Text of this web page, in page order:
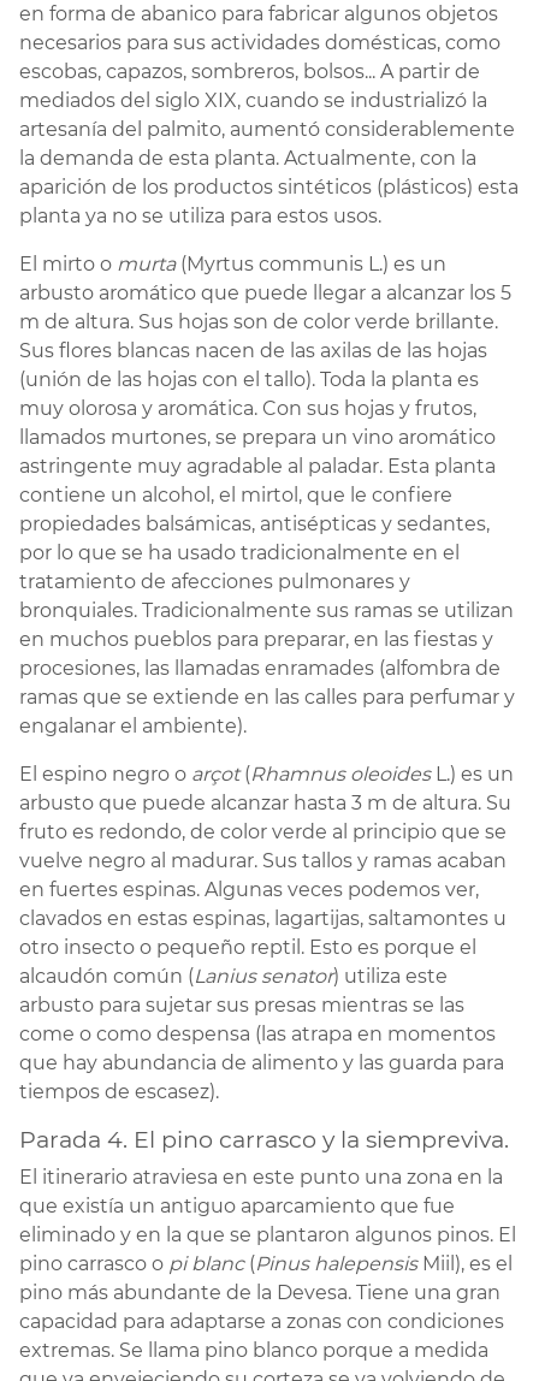
en forma de abanico para fabricar algunos objetos
necesarios para sus actividades domésticas, como
escobas, capazos, sombreros, bolsos... A partir de
mediados del siglo XIX, cuando se industrializó la
artesanía del palmito, aumentó considerablemente
la demanda de esta planta. Actualmente, con la
aparición de los productos sintéticos (plásticos) esta
planta ya no se utiliza para estos usos.
El mirto o murta (Myrtus communis L.) es un
arbusto aromático que puede llegar a alcanzar los 5
m de altura. Sus hojas son de color verde brillante.
Sus flores blancas nacen de las axilas de las hojas
(unión de las hojas con el tallo). Toda la planta es
muy olorosa y aromática. Con sus hojas y frutos,
llamados murtones, se prepara un vino aromático
astringente muy agradable al paladar. Esta planta
contiene un alcohol, el mirtol, que le confiere
propiedades balsámicas, antisépticas y sedantes,
por lo que se ha usado tradicionalmente en el
tratamiento de afecciones pulmonares y
bronquiales. Tradicionalmente sus ramas se utilizan
en muchos pueblos para preparar, en las fiestas y
procesiones, las llamadas enramades (alfombra de
ramas que se extiende en las calles para perfumar y
engalanar el ambiente).
El espino negro o arçot(Rhamnus oleoidesL.) es un
arbusto que puede alcanzar hasta 3 m de altura. Su
fruto es redondo, de color verde al principio que se
vuelve negro al madurar. Sus tallos y ramas acaban
en fuertes espinas. Algunas veces podemos ver,
clavados en estas espinas, lagartijas, saltamontes u
otro insecto o pequeño reptil. Esto es porque el
alcaudón común (Lanius senator) utiliza este
arbusto para sujetar sus presas mientras se las
come o como despensa (las atrapa en momentos
que hay abundancia de alimento y las guarda para
tiempos de escasez).
Parada 4. El pino carrasco y la siempreviva.
El itinerario atraviesa en este punto una zona en la
que existía un antiguo aparcamiento que fue
eliminado y en la que se plantaron algunos pinos. El
pino carrasco o pi blanc(Pinus halepensisMiil), es el
pino más abundante de la Devesa. Tiene una gran
capacidad para adaptarse a zonas con condiciones
extremas. Se llama pino blanco porque a medida